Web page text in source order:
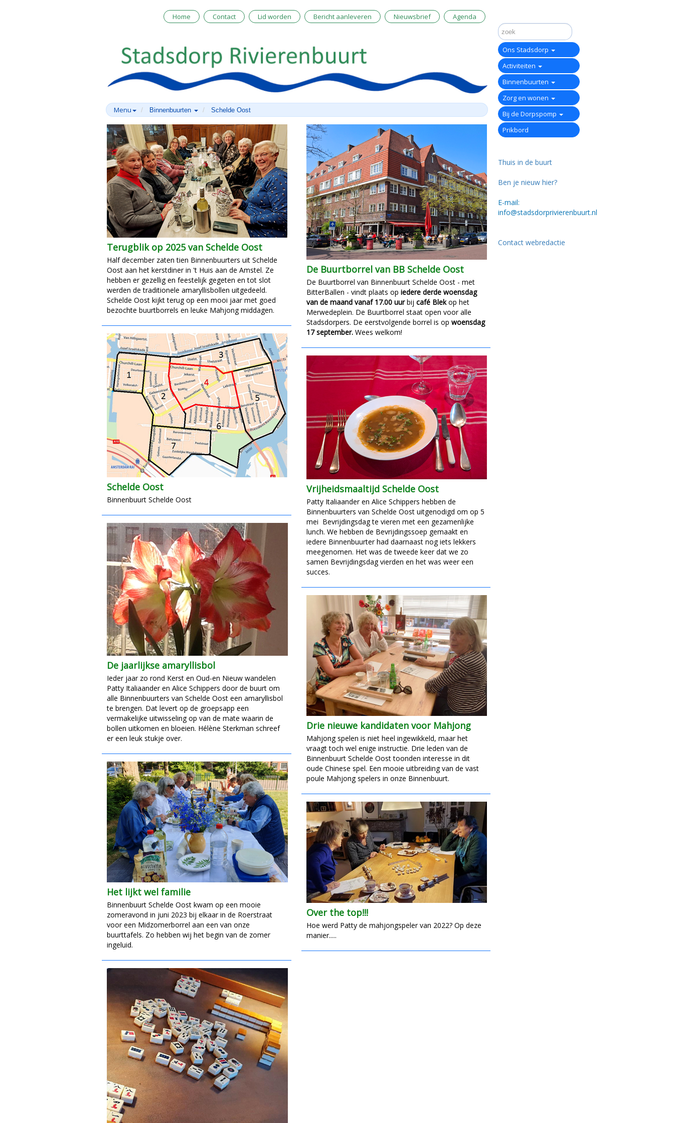
Home Contact Lid worden Bericht aanleveren Nieuwsbrief Agenda
Menu Binnenbuurten Schelde Oost
Terugblik op 2025 van Schelde Oost
Half december zaten tien Binnenbuurters uit Schelde
Oost aan het kerstdiner in 't Huis aan de Amstel. Ze
hebben er gezellig en feestelijk gegeten en tot slot
werden de traditionele amaryllisbollen uitgedeeld.
Schelde Oost kijkt terug op een mooi jaar met goed
bezochte buurtborrels en leuke Mahjong middagen.
Schelde Oost
Binnenbuurt Schelde Oost
De jaarlijkse amaryllisbol
Ieder jaar zo rond Kerst en Oud-en Nieuw wandelen
Patty Italiaander en Alice Schippers door de buurt om
alle Binnenbuurters van Schelde Oost een amaryllisbol
te brengen. Dat levert op de groepsapp een
vermakelijke uitwisseling op van de mate waarin de
bollen uitkomen en bloeien. Hélène Sterkman schreef
er een leuk stukje over.
Het lijkt wel familie
Binnenbuurt Schelde Oost kwam op een mooie
zomeravond in juni 2023 bij elkaar in de Roerstraat
voor een Midzomerborrel aan een van onze
buurttafels. Zo hebben wij het begin van de zomer
ingeluid.
De Buurtborrel van BB Schelde Oost
De Buurtborrel van Binnenbuurt Schelde Oost - met
BitterBallen - vindt plaats op iedere derde woensdag
van de maand vanaf 17.00 uurbij café Blekop het
Merwedeplein. De Buurtborrel staat open voor alle
Stadsdorpers. De eerstvolgende borrel is op woensdag
17 september. Wees welkom!
Vrijheidsmaaltijd Schelde Oost
Patty Italiaander en Alice Schippers hebben de
Binnenbuurters van Schelde Oost uitgenodigd om op 5
mei Bevrijdingsdag te vieren met een gezamenlijke
lunch. We hebben de Bevrijdingssoep gemaakt en
iedere Binnenbuurter had daarnaast nog iets lekkers
meegenomen. Het was de tweede keer dat we zo
samen Bevrijdingsdag vierden en het was weer een
succes.
Drie nieuwe kandidaten voor Mahjong
Mahjong spelen is niet heel ingewikkeld, maar het
vraagt toch wel enige instructie. Drie leden van de
Binnenbuurt Schelde Oost toonden interesse in dit
oude Chinese spel. Een mooie uitbreiding van de vast
poule Mahjong spelers in onze Binnenbuurt.
Over the top!!!
Hoe werd Patty de mahjongspeler van 2022? Op deze
manier.....
Ons Stadsdorp
Activiteiten
Binnenbuurten
Zorg en wonen
Bij de Dorpspomp
Prikbord
Thuis in de buurt
Ben je nieuw hier?
E-mail:
info@stadsdorprivierenbuurt.nl
Contact webredactie